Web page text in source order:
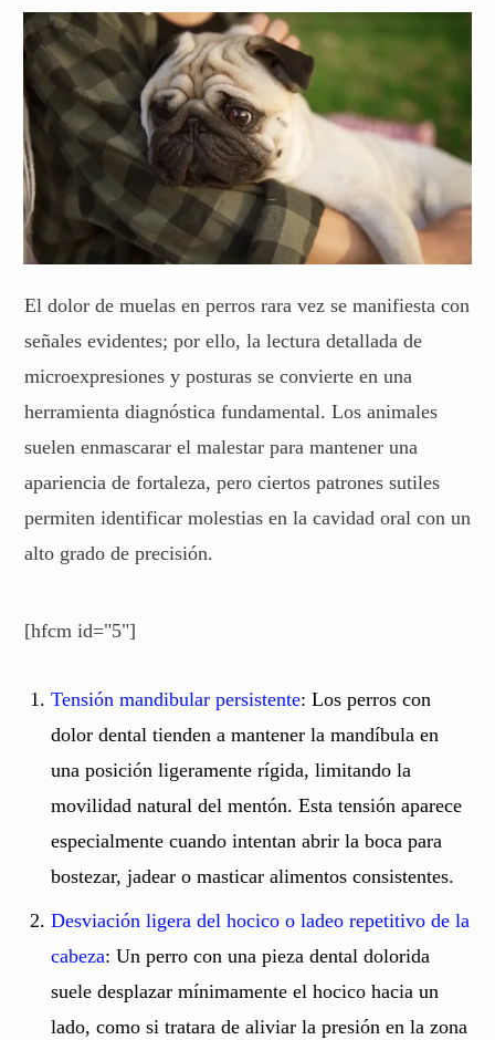
El dolor de muelas en perros rara vez se manifiesta con
señales evidentes; por ello, la lectura detallada de
microexpresiones y posturas se convierte en una
herramienta diagnóstica fundamental. Los animales
suelen enmascarar el malestar para mantener una
apariencia de fortaleza, pero ciertos patrones sutiles
permiten identificar molestias en la cavidad oral con un
alto grado de precisión.
[hfcm id="5"]
Tensión mandibular persistente: Los perros con
dolor dental tienden a mantener la mandíbula en
una posición ligeramente rígida, limitando la
movilidad natural del mentón. Esta tensión aparece
especialmente cuando intentan abrir la boca para
bostezar, jadear o masticar alimentos consistentes.
Desviación ligera del hocico o ladeo repetitivo de la
cabeza: Un perro con una pieza dental dolorida
suele desplazar mínimamente el hocico hacia un
lado, como si tratara de aliviar la presión en la zona